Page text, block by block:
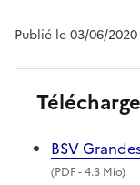
Publié le 03/06/2020
BSV
(PDF- 4.3 Mio)